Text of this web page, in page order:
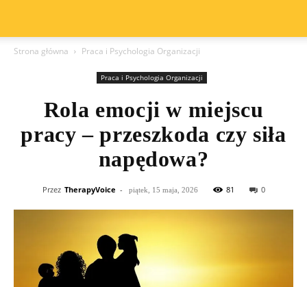
Strona główna Praca i Psychologia Organizacji
Praca i Psychologia Organizacji
Rola emocji w miejscu
pracy – przeszkoda czy siła
napędowa?
Przez TherapyVoice - piątek, 15 maja, 2026 81 0